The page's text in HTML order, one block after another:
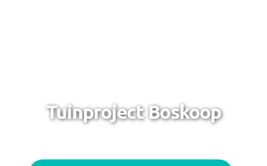
Tuinproject Boskoop